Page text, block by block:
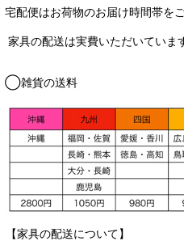
宅配便はお荷物のお届け時間帯を
家具の配送は実費いただいていま
◯雑貨の送料
【家具の配送について】